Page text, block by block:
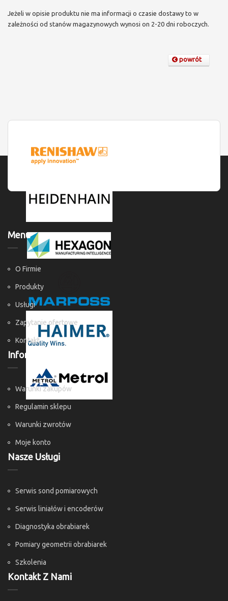
Jeżeli w opisie produktu nie ma informacji o czasie dostawy to w
zależności od stanów magazynowych wynosi on 2-20 dni roboczych.
powrót
Menu
O Firmie
Produkty
Usługi
Zapytanie ofertowe
Kontakt
Informacje
Warunki zakupów
Regulamin sklepu
Warunki zwrotów
Moje konto
Nasze Usługi
Serwis sond pomiarowych
Serwis liniałów i encoderów
Diagnostyka obrabiarek
Pomiary geometrii obrabiarek
Szkolenia
Kontakt Z Nami